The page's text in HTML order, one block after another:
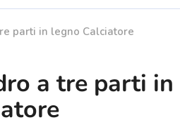
parti in legno Calciatore
a tre parti